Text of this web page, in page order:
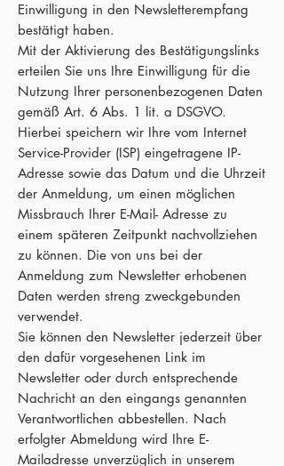
Einwilligung in den Newsletterempfang
bestätigt haben.
Mit der Aktivierung des Bestätigungslinks
erteilen Sie uns Ihre Einwilligung für die
Nutzung Ihrer personenbezogenen Daten
gemäß Art. 6 Abs. 1 lit. a DSGVO.
Hierbei speichern wir Ihre vom Internet
Service-Provider (ISP) eingetragene IP-
Adresse sowie das Datum und die Uhrzeit
der Anmeldung, um einen möglichen
Missbrauch Ihrer E-Mail- Adresse zu
einem späteren Zeitpunkt nachvollziehen
zu können. Die von uns bei der
Anmeldung zum Newsletter erhobenen
Daten werden streng zweckgebunden
verwendet.
Sie können den Newsletter jederzeit über
den dafür vorgesehenen Link im
Newsletter oder durch entsprechende
Nachricht an den eingangs genannten
Verantwortlichen abbestellen. Nach
erfolgter Abmeldung wird Ihre E-
Mailadresse unverzüglich in unserem